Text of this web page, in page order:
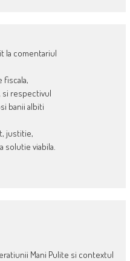
la comentariul
fiscala,
si respectivul
banii albiti
justitie,
solutie viabila.
Mani Pulite si contextul